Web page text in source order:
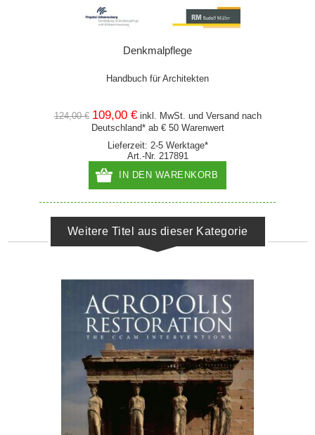
Denkmalpflege
Handbuch für Architekten
124,00 € 109,00 € inkl. MwSt. und Versand nach
Deutschland* ab € 50 Warenwert
Lieferzeit: 2-5 Werktage*
Art.-Nr. 217891
IN DEN WARENKORB
Weitere Titel aus dieser Kategorie